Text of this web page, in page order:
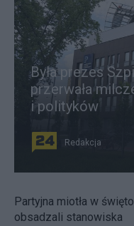
Była prezes
przerwała
i polityków
Redakcja
Partyjna miotła w
obsadzali stanowiska